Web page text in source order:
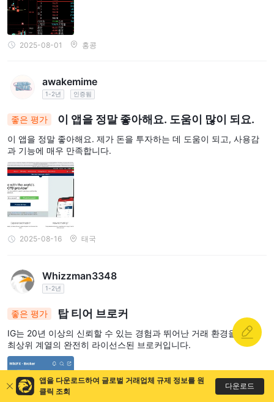
2025-08-01 홍콩
awakemime
1-2년 인증됨
좋은 평가 이 앱을 정말 좋아해요. 도움이 많이 되요.
이 앱을 정말 좋아해요. 제가 돈을 투자하는 데 도움이 되고, 사용감
과 기능에 매우 만족합니다.
2025-08-16 태국
Whizzman3348
1-2년
좋은 평가 탑 티어 브로커
IG는 20년 이상의 신뢰할 수 있는 경험과 뛰어난 거래 환경을 갖춘
최상위 계열의 완전히 라이선스된 브로커입니다.
앱을 다운로드하여 글로벌 거래업체 규제 정보를 원
클릭 조회
다운로드